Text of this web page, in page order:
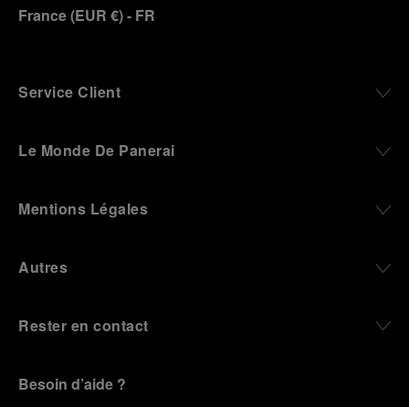
France(EUR €)- FR
Service Client
Le Monde De Panerai
Mentions Légales
Autres
Rester en contact
Besoin d’aide ?